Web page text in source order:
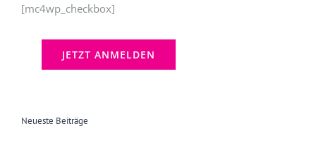
[mc4wp_checkbox]
Neueste Beiträge